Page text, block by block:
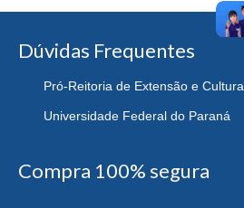
Dúvidas Frequentes
Pró-Reitoria de Extensão e Cultura
Universidade Federal do Paraná
Compra 100% segura